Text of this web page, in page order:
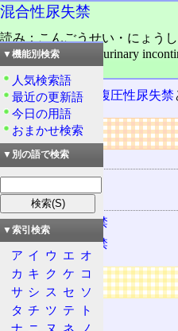
混合性尿失禁
読み：こんごうせい・にょう
外語：MUI: mixed urinary
品詞：名詞
切迫性尿失禁
腹圧性尿失禁
リンク
用語の所属
尿失禁
関連する用語
切迫性尿失禁
腹圧性尿失禁
広告
▼機能別検索
人気検索語
最近の更新語
今日の用語
おまかせ検索
▼別の語で検索
▼索引検索
ア イ ウ エ オ
カ キ ク ケ コ
サ シ ス セ ソ
タ チ ツ テ
ト
ナ ニ ヌ ネ
ノ